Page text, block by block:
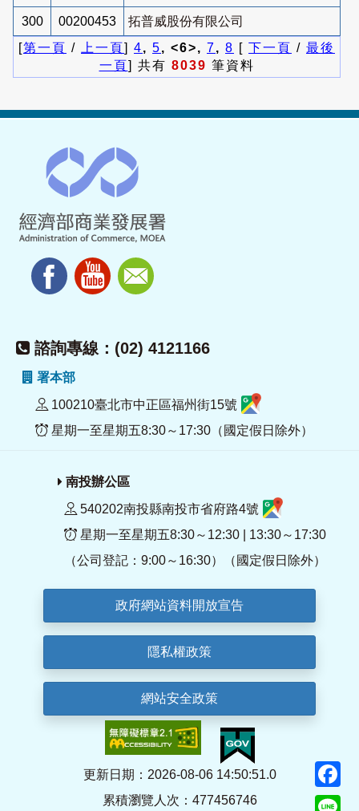
300 00200453
拓普威股份有限公司
[第一頁 / 上一頁] 4, 5, <6>, 7, 8 [ 下一頁 / 最後
一頁] 共有 8039 筆資料
諮詢專線：(02) 4121166
署本部
100210臺北市中正區福州街15號
星期一至星期五8:30～17:30（國定假日除外）
南投辦公區
540202南投縣南投市省府路4號
星期一至星期五8:30～12:30 | 13:30～17:30
（公司登記：9:00～16:30）（國定假日除外）
政府網站資料開放宣告
隱私權政策
網站安全政策
更新日期：2026-08-06 14:50:51.0
累積瀏覽人次：477456746